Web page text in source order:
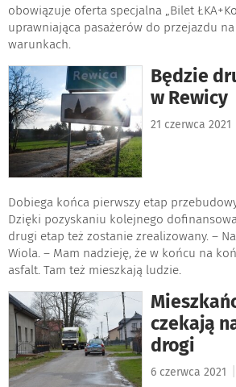
obowiązuje oferta specjalna „Bilet
uprawniająca pasażerów do przejazdu
warunkach.
Będzie
w Rewicy
21 czerwca 2021
Dobiega końca pierwszy etap
Dzięki pozyskaniu kolejnego
drugi etap też zostanie zrealizowany. –
Wiola. – Mam nadzieję, że w końcu na
asfalt. Tam też mieszkają ludzie.
czekają
drogi
6 czerwca 2021